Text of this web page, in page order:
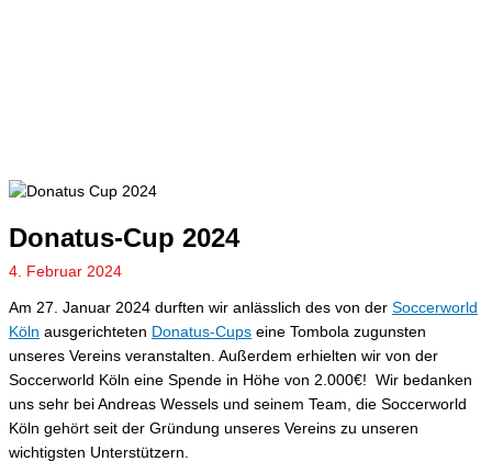
Donatus-Cup 2024
4. Februar 2024
Am 27. Januar 2024 durften wir anlässlich des von der Soccerworld
Köln ausgerichteten Donatus-Cups eine Tombola zugunsten
unseres Vereins veranstalten. Außerdem erhielten wir von der
Soccerworld Köln eine Spende in Höhe von 2.000€! Wir bedanken
uns sehr bei Andreas Wessels und seinem Team, die Soccerworld
Köln gehört seit der Gründung unseres Vereins zu unseren
wichtigsten Unterstützern.